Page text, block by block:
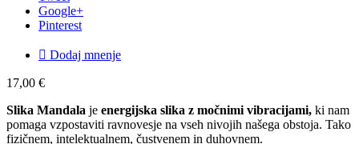
Google+
Pinterest
 Dodaj mnenje
17,00 €
Slika Mandala je energijska slika z močnimi vibracijami, ki nam
pomaga vzpostaviti ravnovesje na vseh nivojih našega obstoja. Tako
fizičnem, intelektualnem, čustvenem in duhovnem.